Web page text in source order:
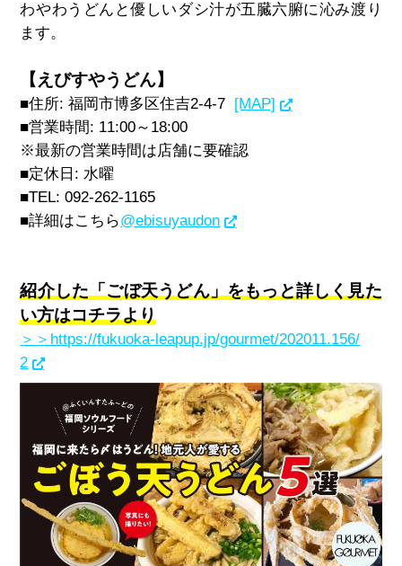
わやわうどんと優しいダシ汁が五臓六腑に沁み渡り
ます。
【えびすやうどん】
■住所: 福岡市博多区住吉2-4-7 [MAP]
■営業時間: 11:00～18:00
※最新の営業時間は店舗に要確認
■定休日: 水曜
■TEL: 092-262-1165
■詳細はこちら@ebisuyaudon
紹介した「ごぼ天うどん」をもっと詳しく見た
い方はコチラより
＞＞https://fukuoka-leapup.jp/gourmet/202011.156/
2